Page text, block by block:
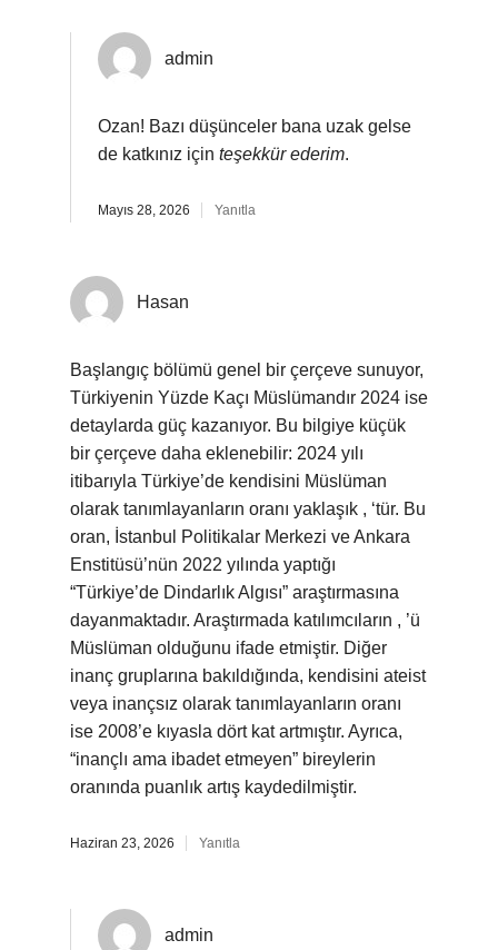
admin
Ozan! Bazı düşünceler bana uzak gelse
de katkınız için teşekkür ederim.
Mayıs 28, 2026 Yanıtla
Hasan
Başlangıç bölümü genel bir çerçeve sunuyor,
Türkiyenin Yüzde Kaçı Müslümandır 2024 ise
detaylarda güç kazanıyor. Bu bilgiye küçük
bir çerçeve daha eklenebilir: 2024 yılı
itibarıyla Türkiye’de kendisini Müslüman
olarak tanımlayanların oranı yaklaşık , ‘tür. Bu
oran, İstanbul Politikalar Merkezi ve Ankara
Enstitüsü’nün 2022 yılında yaptığı
“Türkiye’de Dindarlık Algısı” araştırmasına
dayanmaktadır. Araştırmada katılımcıların , ’ü
Müslüman olduğunu ifade etmiştir. Diğer
inanç gruplarına bakıldığında, kendisini ateist
veya inançsız olarak tanımlayanların oranı
ise 2008’e kıyasla dört kat artmıştır. Ayrıca,
“inançlı ama ibadet etmeyen” bireylerin
oranında puanlık artış kaydedilmiştir.
Haziran 23, 2026 Yanıtla
admin